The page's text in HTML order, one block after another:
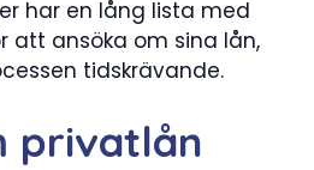
har en lång lista med
att ansöka om sina lån,
tidskrävande.
privatlån